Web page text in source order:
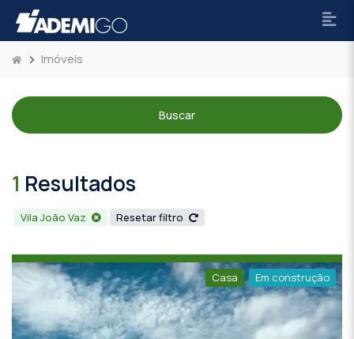
Imóveis
Buscar
1 Resultados
Vila João Vaz Resetar filtro
Casa Em construção